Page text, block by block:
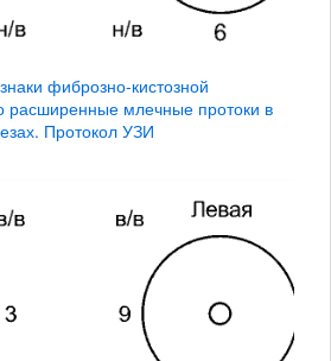
фиброзно-кистозной
расширенные млечные протоки в
Протокол УЗИ